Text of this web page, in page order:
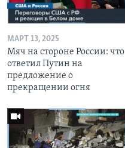
МАРТ 13, 2025
Мяч на стороне России: что
ответил Путин на
предложение о
прекращении огня